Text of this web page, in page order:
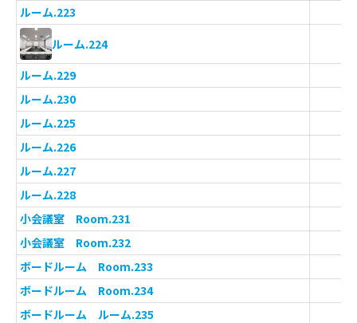
ルーム.223
ルーム.224
ルーム.229
ルーム.230
ルーム.225
ルーム.226
ルーム.227
ルーム.228
小会議室 Room.231
小会議室 Room.232
ボードルーム Room.233
ボードルーム Room.234
ボードルーム ルーム.235